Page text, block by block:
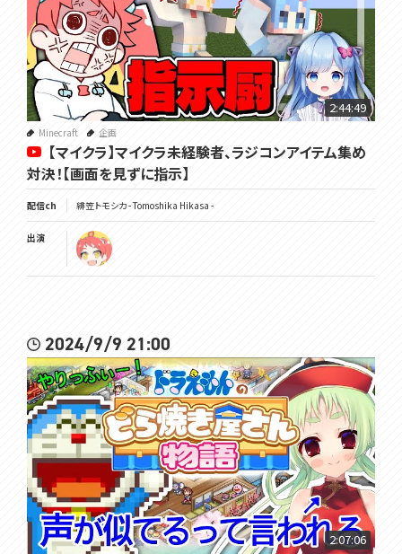
2:44:49
Minecraft 企画
【マイクラ】マイクラ未経験者、ラジコンアイテム集め
対決！【画面を見ずに指示】
配信ch 緋笠トモシカ - Tomoshika Hikasa -
出演
2024/9/9 21:00
2:07:06